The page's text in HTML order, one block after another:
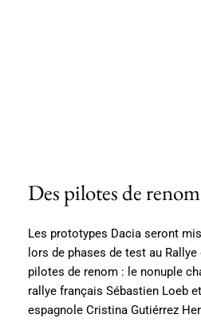
Des pilotes de
Les prototypes Dacia seront
lors de phases de test au
pilotes de renom : le nonuple
rallye français Sébastien Loeb
espagnole Cristina Gutiérrez